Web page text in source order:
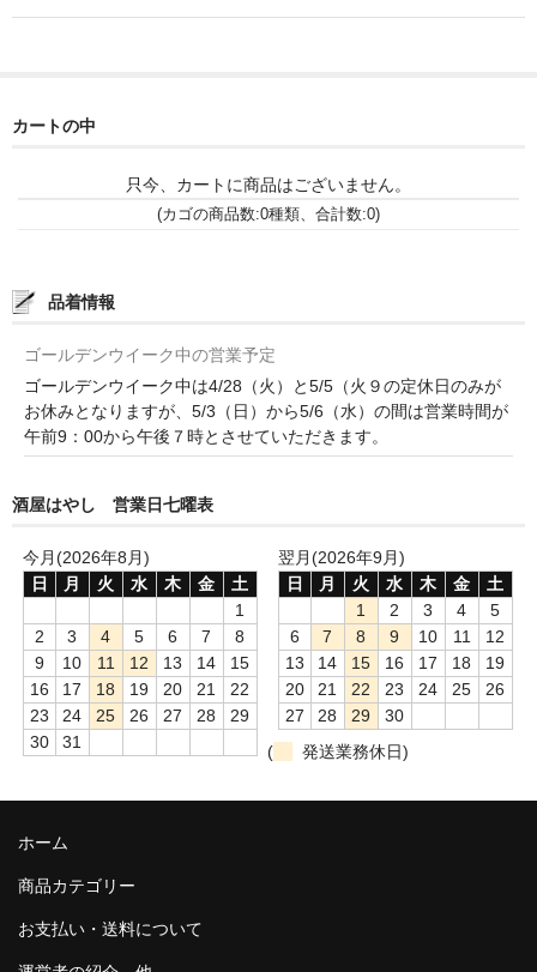
明るい農村 霧島町蒸留所（鹿児島県霧島市）
鉄輪 瑞鷹（熊本県熊本市）
自 然 派 ワ イ ン
France/ﾌﾗﾝｽ
France Champagne /ﾌﾗﾝｽ・ｼｬﾝﾊﾟｰﾆｭ
Petitjean Pienne（ﾌﾟﾁｼﾞｬﾝ･ﾋﾟｴﾝﾇ）
Valerie Frison（ｳﾞｧﾚﾘｰ･ﾌﾘｿﾞﾝ）
France Bourgogone/ﾌﾗﾝｽ･ﾌﾞﾙｺﾞｰﾆｭ
Pattes Loup（ﾊﾟｯﾄ・ﾙｰ）
Marcel Lapierre（ﾏﾙｾﾙ・ﾗﾋﾟｴｰﾙ）
Philippe Jambon（ﾌｨﾘｯﾌﾟ･ｼﾞｬﾝﾎﾞﾝ）
Les Champs Libres（ﾚ･ｼｬﾝ･ﾘｰﾌﾞﾙ）
カートの中
只今、カートに商品はございません。
(カゴの商品数:0種類、合計数:0)
品着情報
ゴールデンウイーク中の営業予定
ゴールデンウイーク中は4/28（火）と5/5（火９の定休日のみが
お休みとなりますが、5/3（日）から5/6（水）の間は営業時間が
午前9：00から午後７時とさせていただきます。
酒屋はやし 営業日七曜表
今月(2026年8月)
日
月 火 水 木 金
土
1
2
3 4 5 6 7
8
9
10 11 12 13 14
15
16
17 18 19 20 21
22
23
24 25 26 27 28
29
30
31
翌月(2026年9月)
日
月 火 水 木 金
土
1
2 3 4
5
6
7 8 9 10 11
12
13
14 15 16 17 18
19
20
21 22 23 24 25
26
27
28 29
30
(
発送業務休日)
ホーム
商品カテゴリー
お支払い・送料について